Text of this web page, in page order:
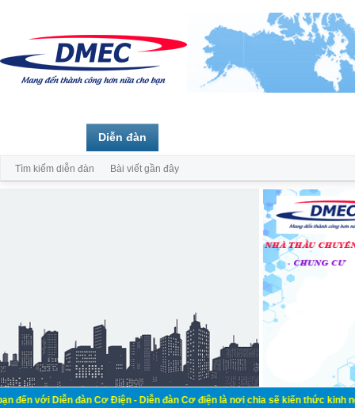
Diễn đàn Cơ Điện - Diễn đàn Cơ điện là nơi chia sẽ kiến thức kinh
Diễn đàn
Tìm kiếm diễn đàn Bài viết gần đây